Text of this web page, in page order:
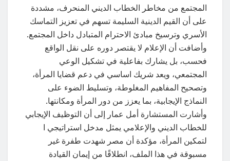
المجتمع من مخاطر الخطاب الديني المنحرف، مشددة
على أن القيم الدينية السليمة تسهم في تعزيز التماسك
الأسري وترسيخ مبادئ الاحترام المتبادل داخل المجتمع.
وأضافت أن الإعلام لا يقتصر دوره على نقل الواقع
فحسب، بل يشارك بفاعلية في تشكيل الوعي
المجتمعي، ويعد شريك اساسي في دعم قضايا المرأة،
وتصحيح المفاهيم المغلوطة، وتسليط الضوء على
النماذج الإيجابية، بما يعزز من دور المرأة ومكانتها.
وأشارت المستشارة أمل عمار إلى أن التوظيف الإيجابي
للخطاب الديني والإعلامي يمثل مدخل استراتيجي ا
لتمكين المرأة، مؤكدة أن مصر شهدت طفرة غير
مسبوقة في هذا الملف، انطلاقًا من إيمان القيادة